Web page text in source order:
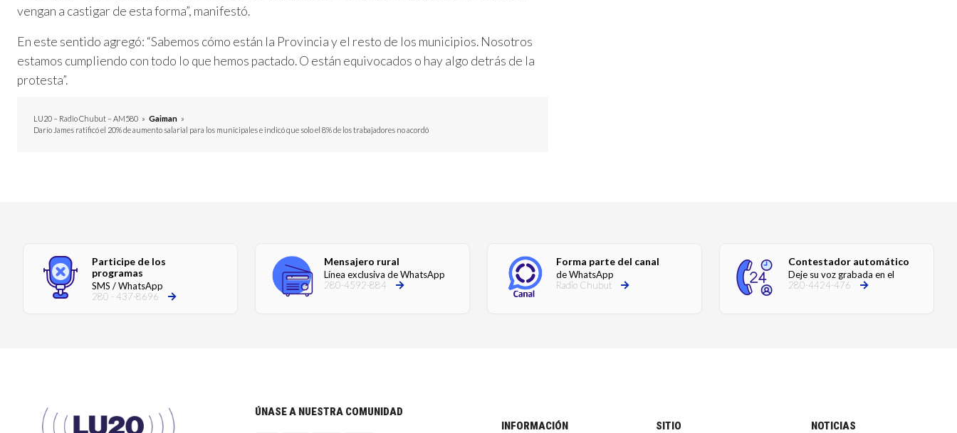
vengan a castigar de esta forma”, manifestó.
En este sentido agregó: “Sabemos cómo están la Provincia y el resto de los municipios. Nosotros
estamos cumpliendo con todo lo que hemos pactado. O están equivocados o hay algo detrás de la
protesta”.
LU20 – Radio Chubut – AM580 » Gaiman »
Darío James ratificó el 20% de aumento salarial para los municipales e indicó que solo el 8% de los trabajadores no acordó
Participe de los
programas
SMS / WhatsApp
280 - 437-8696
Mensajero rural
Línea exclusiva de WhatsApp
280-4592-884
Forma parte del canal
de WhatsApp
Radio Chubut
Contestador automático
Deje su voz grabada en el
280-4424-476
ÚNASE A NUESTRA COMUNIDAD
INFORMACIÓN SITIO NOTICIAS